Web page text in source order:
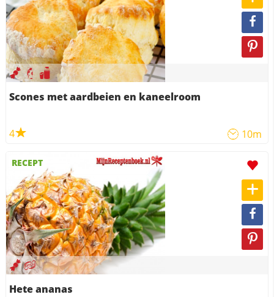
Scones met aardbeien en kaneelroom
4 10m
RECEPT
Hete ananas